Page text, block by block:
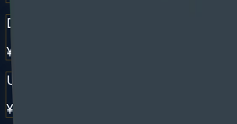
Design Patent (drafting + filing)
¥6,400 – ¥8,500
Utility Patent — Standard drafting
¥10,700 – ¥21,300